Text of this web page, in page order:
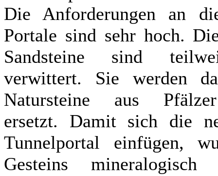
Die Anforderungen an
Portale sind sehr hoch.
Sandsteine sind
verwittert. Sie werden
Natursteine aus
ersetzt. Damit sich die
Tunnelportal einfügen,
Gesteins